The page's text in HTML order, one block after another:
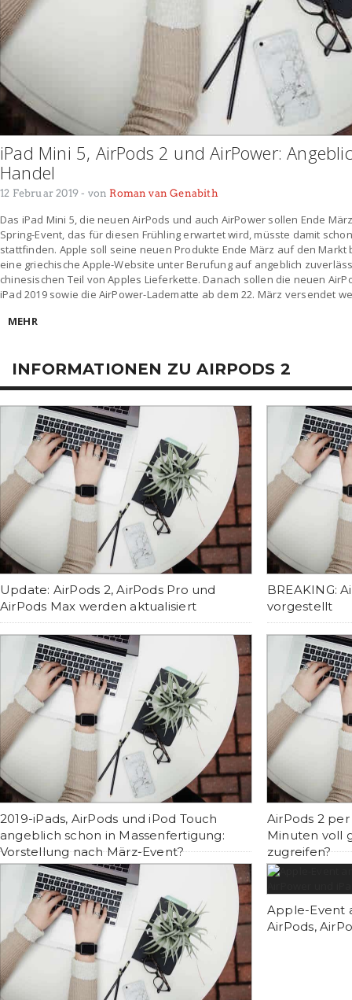
iPad Mini 5, AirPods 2 und AirPower:
Handel
12 Februar 2019- von Roman van Genabith
Das iPad Mini 5, die neuen AirPods und auch AirPower sollen Ende
Spring-Event, das für diesen Frühling erwartet wird, müsste damit
stattfinden. Apple soll seine neuen Produkte Ende März auf den
eine griechische Apple-Website unter Berufung auf angeblich
chinesischen Teil von Apples Lieferkette. Danach sollen die neuen
iPad 2019 sowie die AirPower-Ladematte ab dem 22. März versendet
MEHR
INFORMATIONEN ZU AIRPODS 2
Update: AirPods 2, AirPods Pro und
AirPods Max werden aktualisiert
BREAKING:
vorgestellt
2019-iPads, AirPods und iPod Touch
angeblich schon in Massenfertigung:
Vorstellung nach März-Event?
AirPods 2
Minuten voll
zugreifen?
Apple-Event
AirPods,